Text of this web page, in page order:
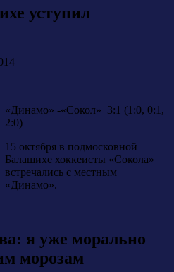
уступил
«Динамо» -«Сокол» 3:1 (1:0, 0:1,
2:0)
15 октября в подмосковной
Балашихе хоккеисты «Сокола»
встречались с местным
«Динамо».
я уже морально
морозам